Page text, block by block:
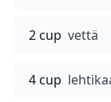
2 cup vettä
4 cup